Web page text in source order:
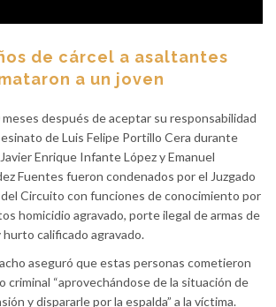
de cárcel a asaltantes
a un joven
meses después de aceptar su responsabilidad
de Luis Felipe Portillo Cera durante
Enrique Infante López y Emanuel
Fuentes fueron condenados por el Juzgado
Circuito con funciones de conocimiento por
homicidio agravado, porte ilegal de armas de
calificado agravado.
aseguró que estas personas cometieron
criminal “aprovechándose de la situación de
y dispararle por la espalda” a la víctima.